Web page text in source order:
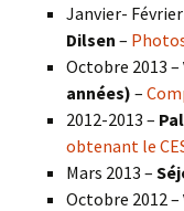
Janvier- Février
Dilsen –
Octobre 2013 –
années) –
2012-2013 –
obtenant le
Mars 2013 –
Octobre 2012 –